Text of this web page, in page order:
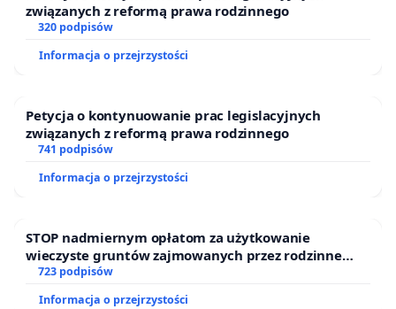
związanych z reformą prawa rodzinnego
320 podpisów
Informacja o przejrzystości
Petycja o kontynuowanie prac legislacyjnych
związanych z reformą prawa rodzinnego
741 podpisów
Informacja o przejrzystości
STOP nadmiernym opłatom za użytkowanie
wieczyste gruntów zajmowanych przez rodzinne
ogrody działkowe.
723 podpisów
Informacja o przejrzystości